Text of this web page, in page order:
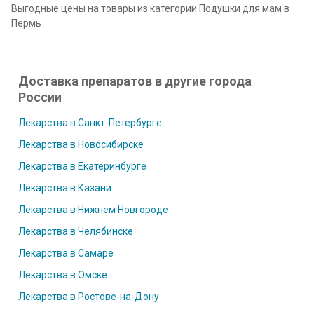
Выгодные цены на товары из категории Подушки для мам в
Пермь
Доставка препаратов в другие города
России
Лекарства в Санкт-Петербурге
Лекарства в Новосибирске
Лекарства в Екатеринбурге
Лекарства в Казани
Лекарства в Нижнем Новгороде
Лекарства в Челябинске
Лекарства в Самаре
Лекарства в Омске
Лекарства в Ростове-на-Дону